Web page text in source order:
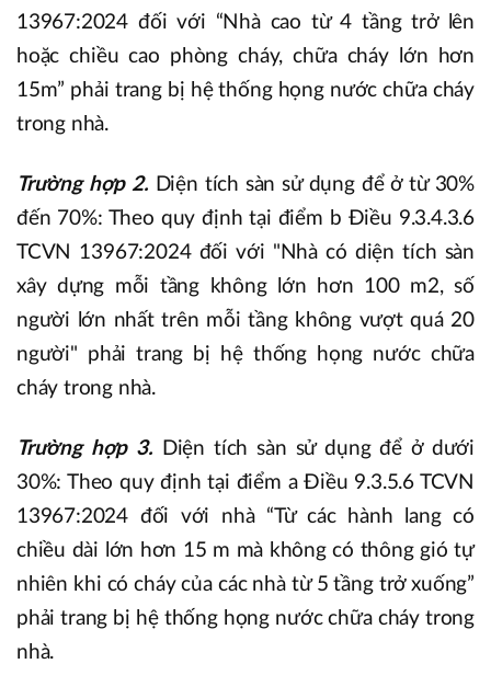
13967:2024 đối với “Nhà cao từ 4 tầng trở lên
hoặc chiều cao phòng cháy, chữa cháy lớn hơn
15m” phải trang bị hệ thống họng nước chữa cháy
trong nhà.
Trường hợp 2. Diện tích sàn sử dụng để ở từ 30%
đến 70%: Theo quy định tại điểm b Điều 9.3.4.3.6
TCVN 13967:2024 đối với "Nhà có diện tích sàn
xây dựng mỗi tầng không lớn hơn 100 m2, số
người lớn nhất trên mỗi tầng không vượt quá 20
người" phải trang bị hệ thống họng nước chữa
cháy trong nhà.
Trường hợp 3. Diện tích sàn sử dụng để ở dưới
30%: Theo quy định tại điểm a Điều 9.3.5.6 TCVN
13967:2024 đối với nhà “Từ các hành lang có
chiều dài lớn hơn 15 m mà không có thông gió tự
nhiên khi có cháy của các nhà từ 5 tầng trở xuống”
phải trang bị hệ thống họng nước chữa cháy trong
nhà.